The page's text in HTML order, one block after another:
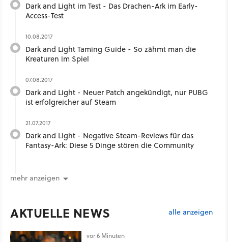
Dark and Light im Test - Das Drachen-Ark im Early-
Access-Test
10.08.2017
Dark and Light Taming Guide - So zähmt man die
Kreaturen im Spiel
07.08.2017
Dark and Light - Neuer Patch angekündigt, nur PUBG
ist erfolgreicher auf Steam
21.07.2017
Dark and Light - Negative Steam-Reviews für das
Fantasy-Ark: Diese 5 Dinge stören die Community
mehr anzeigen
AKTUELLE NEWS alle anzeigen
vor 6 Minuten